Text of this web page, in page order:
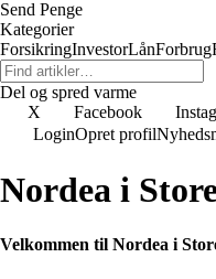
Send Penge
Kategorier
ForsikringInvestorLånForbrug
Del og spred varme
X
Facebook
LoginOpret profil
Nordea i
Velkommen til Nordea i